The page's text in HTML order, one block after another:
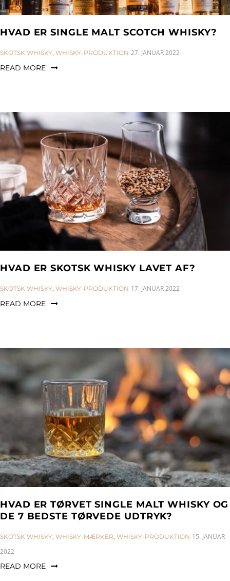
HVAD ER SINGLE MALT SCOTCH WHISKY?
CATEGORIES:
SKOTSK WHISKY WHISKY-PRODUKTION 27. JANUAR 2022
READ MORE
HVAD ER SKOTSK WHISKY LAVET AF?
CATEGORIES:
SKOTSK WHISKY, WHISKY-PRODUKTION 17. JANUAR 2022
READ MORE
HVAD ER TØRVET SINGLE MALT WHISKY OG
DE 7 BEDSTE TØRVEDE UDTRYK?
CATEGORIES:
SKOTSK WHISKY WHISKY-MÆRKER WHISKY-PRODUKTION 15. JANUAR
2022
READ MORE